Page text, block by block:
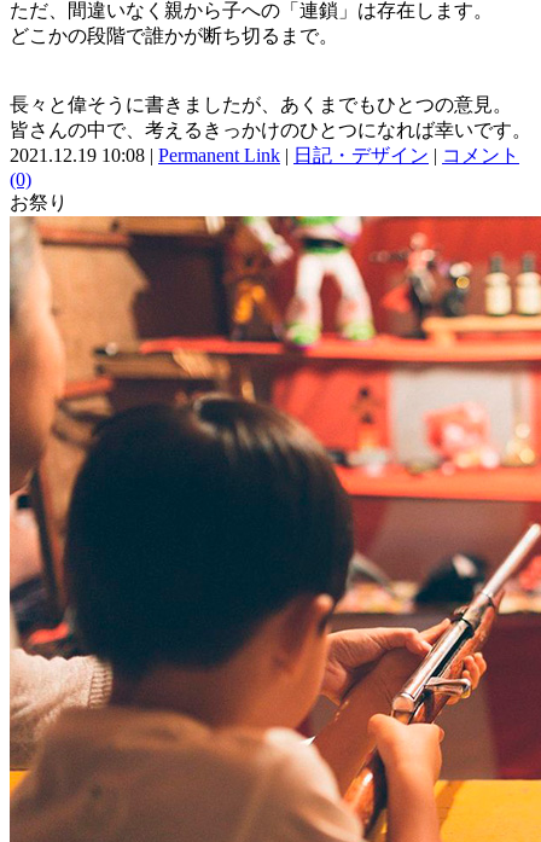
ただ、間違いなく親から子への「連鎖」は存在します。
どこかの段階で誰かが断ち切るまで。
長々と偉そうに書きましたが、あくまでもひとつの意見。
皆さんの中で、考えるきっかけのひとつになれば幸いです。
2021.12.19 10:08 | Permanent Link | 日記・デザイン | コメント
(0)
お祭り